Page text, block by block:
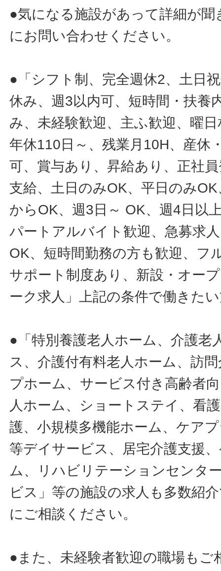
●気になる施設があって詳細が
にお問い合わせください。
●「シフト制、完全週休2、土日
休み、週3以内可、短時間・扶養
み、未経験歓迎、主ふ歓迎、曜
年休110日～、残業月10H、産休
可、賞与あり、昇給あり、正社
支給、土日のみOK、平日のみ
からOK、週3日～ OK、週4日以
パートアルバイト歓迎、急募求
OK、短時間勤務の方も歓迎、フ
サポート制度あり、新設・オー
ーク求人」上記の条件で働きた
●「特別養護老人ホーム、介護老
ス、介護付有料老人ホーム、訪
プホーム、サービス付き高齢者
人ホーム、ショートステイ、看
護、小規模多機能ホーム、ケア
等デイサービス、居宅介護支援
ム、リハビリテーションセンタ
ビス」等の施設の求人も多数紹
にご相談ください。
●また、未経験者歓迎の職場もご